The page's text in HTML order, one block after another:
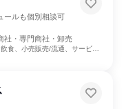
ールも個別相談可
社・専門商社・卸売
飲食、小売販売/流通、サービス/接客、バックオフィス・事務・受付、商品企画、経営/事業企画